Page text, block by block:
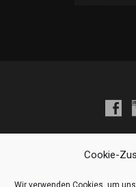
Cookie-
Wir verwenden Cookies, um